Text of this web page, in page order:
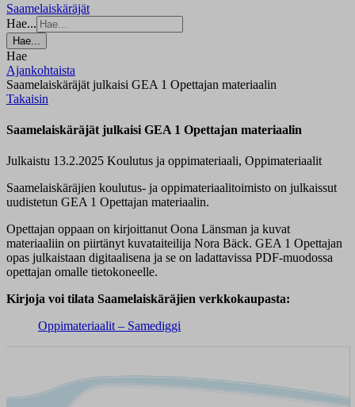
Saamelaiskäräjät
Hae...
Hae...
Hae
Ajankohtaista
Saamelaiskäräjät julkaisi GEA 1 Opettajan materiaalin
Takaisin
Saamelaiskäräjät julkaisi GEA 1 Opettajan materiaalin
Julkaistu 13.2.2025 Koulutus ja oppimateriaali, Oppimateriaalit
Saamelaiskäräjien koulutus- ja oppimateriaalitoimisto on julkaissut
uudistetun GEA 1 Opettajan materiaalin.
Opettajan oppaan on kirjoittanut Oona Länsman ja kuvat
materiaaliin on piirtänyt kuvataiteilija Nora Bäck. GEA 1 Opettajan
opas julkaistaan digitaalisena ja se on ladattavissa PDF-muodossa
opettajan omalle tietokoneelle.
Kirjoja voi tilata Saamelaiskäräjien verkkokaupasta:
Oppimateriaalit – Samediggi